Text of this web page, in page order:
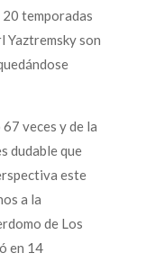
20 temporadas
Yaztremsky son
veces y de la
dudable que
este
a la
de Los
en 14